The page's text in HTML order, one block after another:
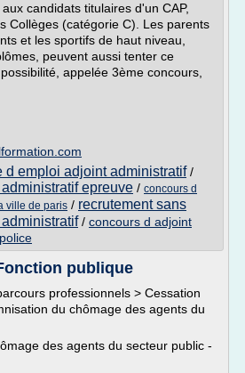
candidats titulaires d'un CAP,
Collèges (catégorie C). Les parents
et les sportifs de haut niveau,
peuvent aussi tenter ce
appelée 3ème concours,
d emploi adjoint administratif/
epreuve / concours d
ville de paris / recrutement sans
/ concours d adjoint
publique
professionnels > Cessation
du chômage des agents du
des agents du secteur public -